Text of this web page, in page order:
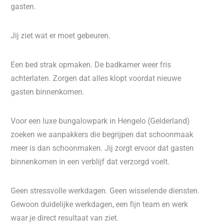
gasten.
Jij ziet wat er moet gebeuren.
Een bed strak opmaken. De badkamer weer fris
achterlaten. Zorgen dat alles klopt voordat nieuwe
gasten binnenkomen.
Voor een luxe bungalowpark in Hengelo (Gelderland)
zoeken we aanpakkers die begrijpen dat schoonmaak
meer is dan schoonmaken. Jij zorgt ervoor dat gasten
binnenkomen in een verblijf dat verzorgd voelt.
Geen stressvolle werkdagen. Geen wisselende diensten.
Gewoon duidelijke werkdagen, een fijn team en werk
waar je direct resultaat van ziet.